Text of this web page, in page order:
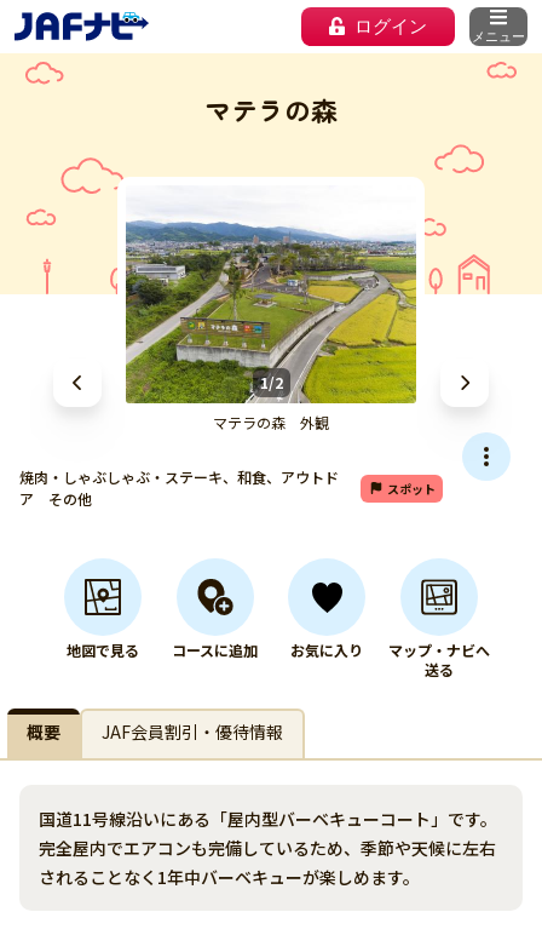
ログイン メニュー
マテラの森
1/2
マテラの森 外観
焼肉・しゃぶしゃぶ・ステーキ、和食、アウトド
ア その他
スポット
地図で見る コースに追加 お気に入り
マップ・ナビへ
送る
概要 JAF会員割引・優待情報
国道11号線沿いにある「屋内型バーベキューコート」です。
完全屋内でエアコンも完備しているため、季節や天候に左右
されることなく1年中バーベキューが楽しめます。